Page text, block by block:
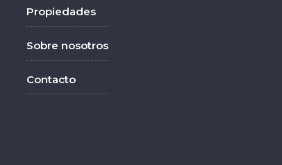
Propiedades
Sobre nosotros
Contacto